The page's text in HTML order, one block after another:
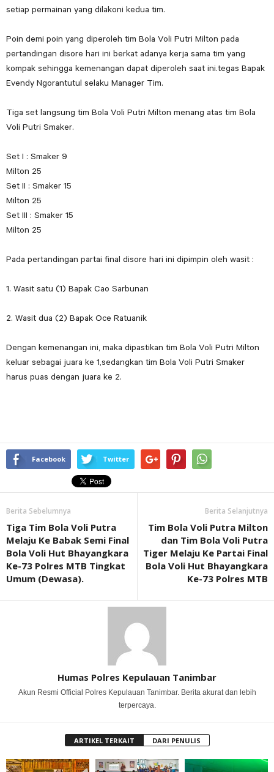
setiap permainan yang dilakoni kedua tim.
Poin demi poin yang diperoleh tim Bola Voli Putri Milton pada
pertandingan disore hari ini berkat adanya kerja sama tim yang
kompak sehingga kemenangan dapat diperoleh saat ini.tegas Bapak
Evendy Ngorantutul selaku Manager Tim.
Tiga set langsung tim Bola Voli Putri Milton menang atas tim Bola
Voli Putri Smaker.
Set I : Smaker 9
Milton 25
Set II : Smaker 15
Milton 25
Set III : Smaker 15
Milton 25
Pada pertandingan partai final disore hari ini dipimpin oleh wasit :
1. Wasit satu (1) Bapak Cao Sarbunan
2. Wasit dua (2) Bapak Oce Ratuanik
Dengan kemenangan ini, maka dipastikan tim Bola Voli Putri Milton
keluar sebagai juara ke 1,sedangkan tim Bola Voli Putri Smaker
harus puas dengan juara ke 2.
Facebook Twitter
Berita Sebelumnya
Tiga Tim Bola Voli Putra
Melaju Ke Babak Semi Final
Bola Voli Hut Bhayangkara
Ke-73 Polres MTB Tingkat
Umum (Dewasa).
Berita Selanjutnya
Tim Bola Voli Putra Milton
dan Tim Bola Voli Putra
Tiger Melaju Ke Partai Final
Bola Voli Hut Bhayangkara
Ke-73 Polres MTB
Humas Polres Kepulauan Tanimbar
Akun Resmi Official Polres Kepulauan Tanimbar. Berita akurat dan lebih
terpercaya.
ARTIKEL TERKAIT DARI PENULIS